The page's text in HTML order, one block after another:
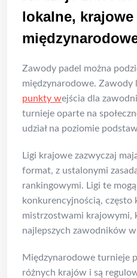
lokalne, krajowe
Zawody padel można
międzynarodowe. Zawody
punkty wejścia dla
turnieje oparte na
udział na poziomie
Ligi krajowe zazwyczaj
format, z ustalonymi
rankingowymi. Ligi te
konkurencyjnością, często
mistrzostwami krajowymi,
najlepszych zawodników
Międzynarodowe turnieje
różnych krajów i są